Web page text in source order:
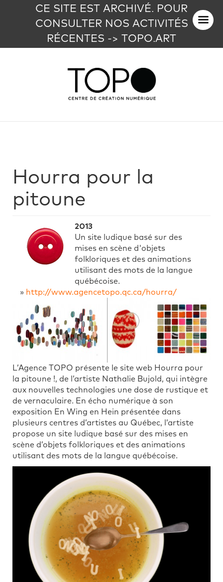
CE SITE EST ARCHIVÉ. POUR
CONSULTER NOS ACTIVITÉS
RÉCENTES -> TOPO.ART
Hourra pour la
pitoune
2013
Un site ludique basé sur des
mises en scène d'objets
folkloriques et des animations
utilisant des mots de la langue
québécoise.
» http://www.agencetopo.qc.ca/hourra/
L’Agence TOPO présente le site web Hourra pour
la pitoune !, de l’artiste Nathalie Bujold, qui intègre
aux nouvelles technologies une dose de rustique et
de vernaculaire. En écho numérique à son
exposition En Wing en Hein présentée dans
plusieurs centres d’artistes au Québec, l’artiste
propose un site ludique basé sur des mises en
scène d’objets folkloriques et des animations
utilisant des mots de la langue québécoise.